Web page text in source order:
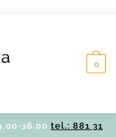
0
16.00 tel.: 881 31